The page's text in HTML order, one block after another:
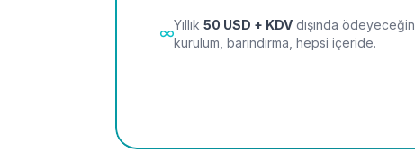
Yıllık 50 USD + KDV dışında
kurulum, barındırma, hepsi içeride.